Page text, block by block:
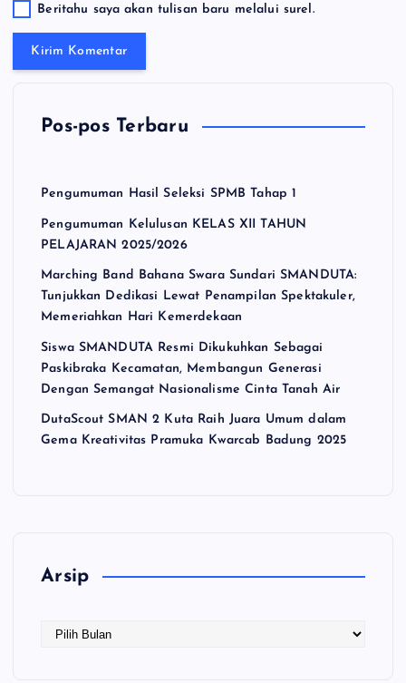
Beritahu saya akan tulisan baru melalui surel.
Pos-pos Terbaru
Pengumuman Hasil Seleksi SPMB Tahap 1
Pengumuman Kelulusan KELAS XII TAHUN
PELAJARAN 2025/2026
Marching Band Bahana Swara Sundari SMANDUTA:
Tunjukkan Dedikasi Lewat Penampilan Spektakuler,
Memeriahkan Hari Kemerdekaan
Siswa SMANDUTA Resmi Dikukuhkan Sebagai
Paskibraka Kecamatan, Membangun Generasi
Dengan Semangat Nasionalisme Cinta Tanah Air
DutaScout SMAN 2 Kuta Raih Juara Umum dalam
Gema Kreativitas Pramuka Kwarcab Badung 2025
Arsip